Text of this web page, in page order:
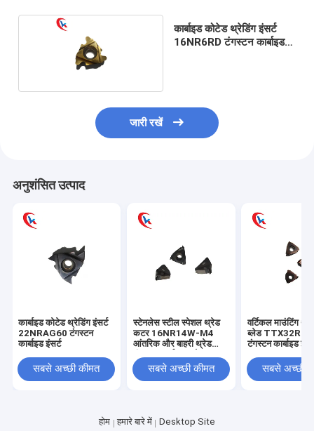
कार्बाइड कोटेड थ्रेडिंग इंसर्ट
16NR6RD टंगस्टन कार्बाइड
जारी रखें
अनुशंसित उत्पाद
कार्बाइड कोटेड थ्रेडिंग इंसर्ट
22NRAG60 टंगस्टन
कार्बाइड इंसर्ट
सबसे अच्छी कीमत
स्टेनलेस स्टील स्पेशल थ्रेड
कटर 16NR14W-M4
आंतरिक और बाहरी थ्रेड
सबसे अच्छी कीमत
वर्टिकल माउंटिंग
ब्लेड
टंगस्टन कार्बाइड
सबसे अच्छी
होम हमारे बारे में
Desktop Site